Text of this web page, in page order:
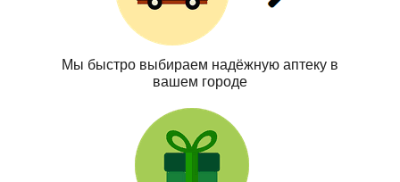
Мы быстро выбираем надёжную аптеку в
вашем городе